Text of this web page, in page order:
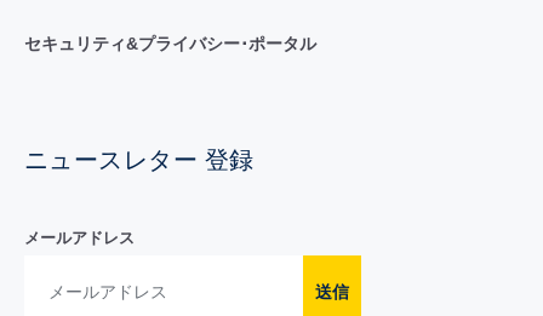
セキュリティ&プライバシー･ポータル
ニュースレター 登録
メールアドレス
送信